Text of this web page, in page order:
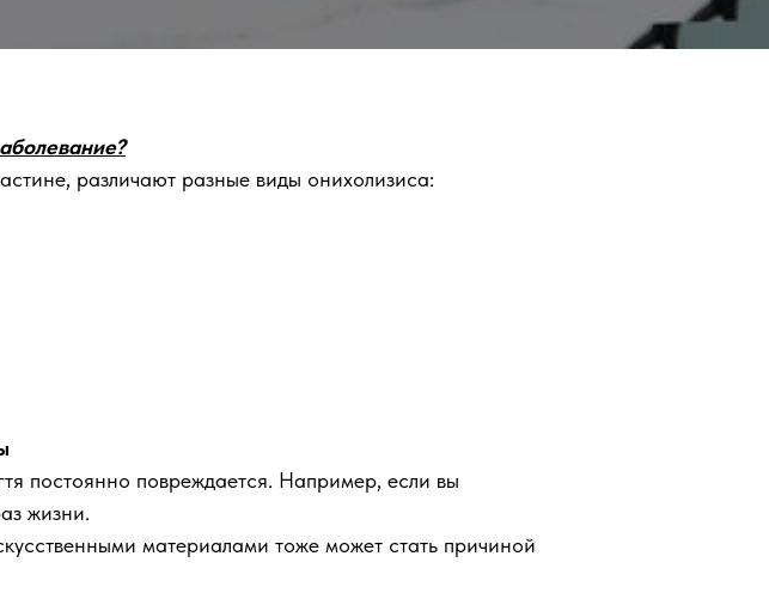
различают разные виды онихолизиса:
постоянно повреждается. Например, если вы
жизни.
материалами тоже может стать причиной